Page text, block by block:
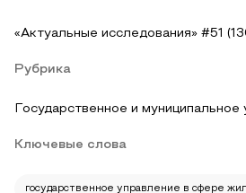
«Актуальные исследования» #51
Рубрика
Государственное и муниципальное
Ключевые слова
государственное управление в сфере